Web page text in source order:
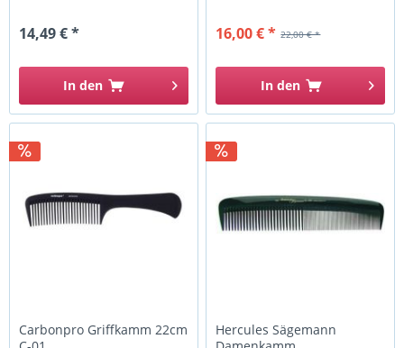
14,49 € *
In den
22,00 € *
16,00 € *
In den
Carbonpro Griffkamm 22cm
Hercules Sägemann